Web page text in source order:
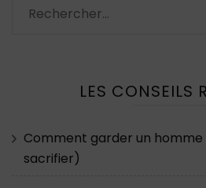
Rechercher :
LES CONSEILS
Comment garder un homme
sacrifier)